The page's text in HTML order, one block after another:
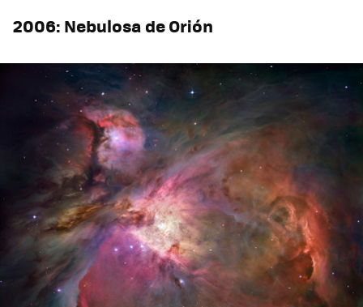
2006: Nebulosa de Orión